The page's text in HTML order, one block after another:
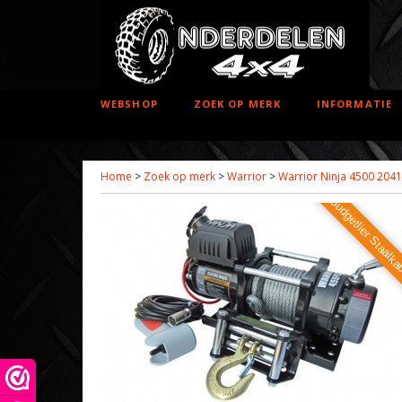
WEBSHOP ZOEK OP MERK INFORMATIE
Home > Zoek op merk >Warrior >Warrior Ninja 4500 2041
Budgetlier